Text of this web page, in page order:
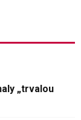
„trvalou